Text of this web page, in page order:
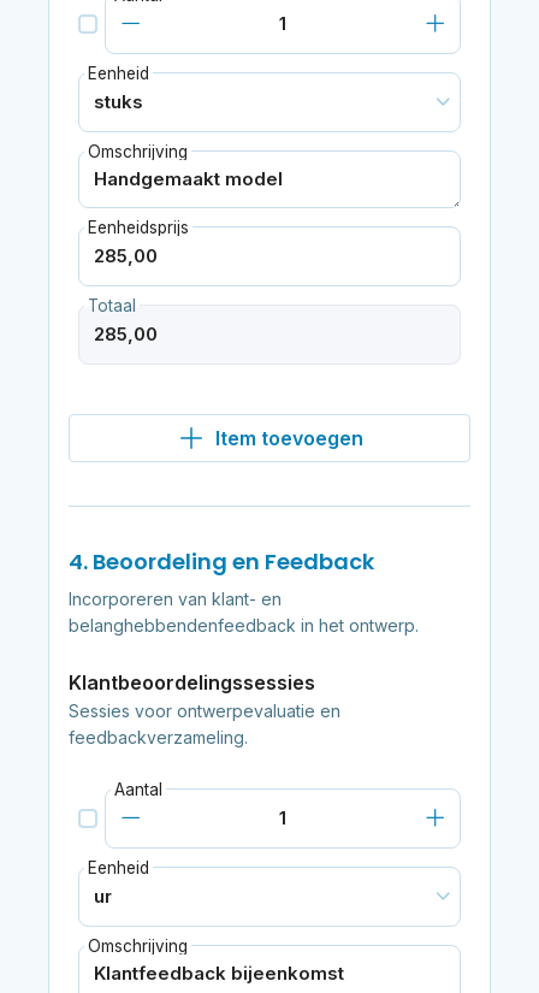
Eenheid
Omschrijving
Eenheidsprijs
Totaal
Item toevoegen
4. Beoordeling en Feedback
Incorporeren van klant- en
belanghebbendenfeedback in het ontwerp.
Klantbeoordelingssessies
Sessies voor ontwerpevaluatie en
feedbackverzameling.
Aantal
Eenheid
Omschrijving